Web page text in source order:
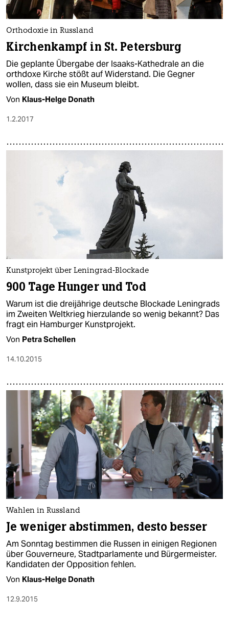
Orthodoxie in Russland
Kirchenkampf in St. Petersburg
Die geplante Übergabe der Isaaks-Kathedrale an die
orthdoxe Kirche stößt auf Widerstand. Die Gegner
wollen, dass sie ein Museum bleibt.
Von Klaus-Helge Donath
1.2.2017
Kunstprojekt über Leningrad-Blockade
900 Tage Hunger und Tod
Warum ist die dreijährige deutsche Blockade Leningrads
im Zweiten Weltkrieg hierzulande so wenig bekannt? Das
fragt ein Hamburger Kunstprojekt.
Von Petra Schellen
14.10.2015
Wahlen in Russland
Je weniger abstimmen, desto besser
Am Sonntag bestimmen die Russen in einigen Regionen
über Gouverneure, Stadtparlamente und Bürgermeister.
Kandidaten der Opposition fehlen.
Von Klaus-Helge Donath
12.9.2015